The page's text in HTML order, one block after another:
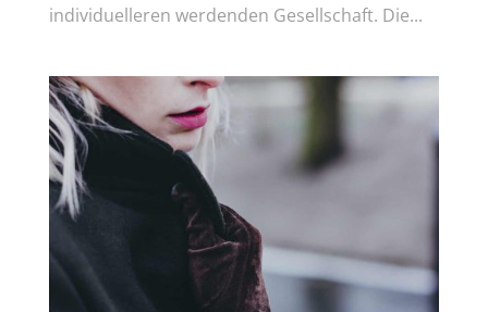
individuelleren werdenden Gesellschaft. Die...